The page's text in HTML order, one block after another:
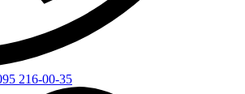
216-00-35